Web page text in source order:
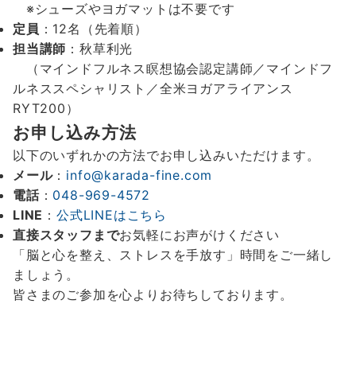
※シューズやヨガマットは不要です
定員 ：12名（先着順）
担当講師 ：秋草利光
（マインドフルネス瞑想協会認定講師／マインドフ
ルネススペシャリスト／全米ヨガアライアンス
RYT200）
お申し込み方法
以下のいずれかの方法でお申し込みいただけます。
メール： info@karada-fine.com
電話： 048-969-4572
LINE ：公式LINEはこちら
直接スタッフまでお気軽にお声がけください
「脳と心を整え、ストレスを手放す」時間をご一緒し
ましょう。
皆さまのご参加を心よりお待ちしております。